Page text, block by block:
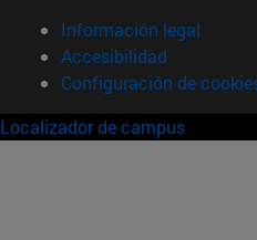
Información legal
Accesibilidad
Configuración de
Localizador de campus